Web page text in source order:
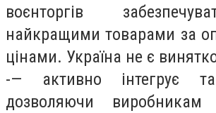
воєнторгів
найкращими товарами за
цінами. Україна не є
-— активно інтегрує
дозволяючи виробникам